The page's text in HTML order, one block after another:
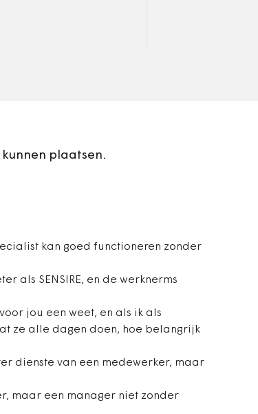
plaatsen.
kan goed functioneren zonder
als SENSIRE, en de werknerms
jou een weet, en als ik als
ze alle dagen doen, hoe belangrijk
dienste van een medewerker, maar
maar een manager niet zonder